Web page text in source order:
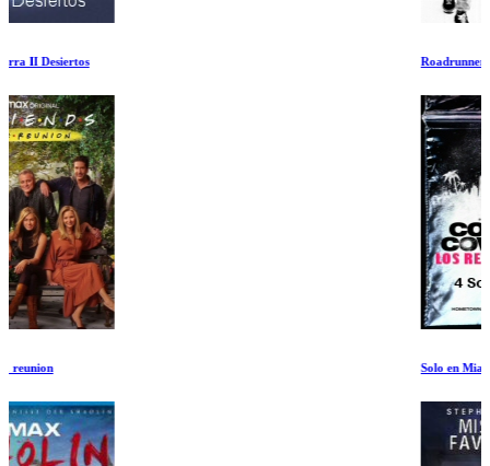
Roadrunner: Un Film sobre Anthony Bourdain
Solo en Miami